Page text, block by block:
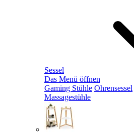
Sessel
Das Menü öffnen
Gaming Stühle Ohrensessel
Massagestühle